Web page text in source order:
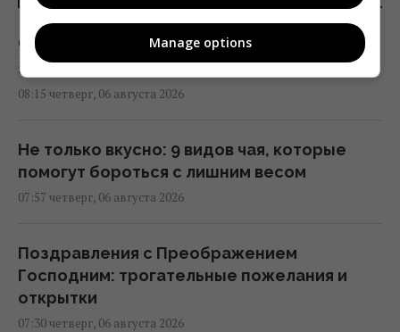
Что нельзя делать на три Спаса: какие
запреты соблюдали наши предки
08:15 четверг, 06 августа 2026
Не только вкусно: 9 видов чая, которые
помогут бороться с лишним весом
07:57 четверг, 06 августа 2026
Поздравления с Преображением
Господним: трогательные пожелания и
открытки
07:30 четверг, 06 августа 2026
Manage options